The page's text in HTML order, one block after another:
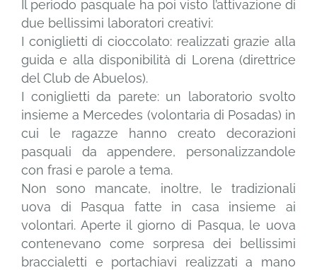
Il periodo pasquale ha poi visto l’attivazione di
due bellissimi laboratori creativi:
I coniglietti di cioccolato: realizzati grazie alla
guida e alla disponibilità di Lorena (direttrice
del Club de Abuelos).
I coniglietti da parete: un laboratorio svolto
insieme a Mercedes (volontaria di Posadas) in
cui le ragazze hanno creato decorazioni
pasquali da appendere, personalizzandole
con frasi e parole a tema.
Non sono mancate, inoltre, le tradizionali
uova di Pasqua fatte in casa insieme ai
volontari. Aperte il giorno di Pasqua, le uova
contenevano come sorpresa dei bellissimi
braccialetti e portachiavi realizzati a mano